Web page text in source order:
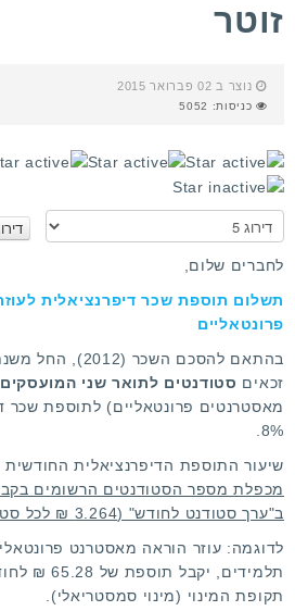
זוטר
נוצר ב 02 פברואר 2015
כניסות: 5052
ד
י
ר
ו
ג
ש
ת
מ
ש
י
ם
3
/
5
נ
א
ר
ג
לחברים שלום,
תשלום תוספת שכר דיפרנציאלית
פרונטאליים
בהתאם להסכם השכר
זכאים סטודנטים לתואר שני
מאסטרנטים פרונטאליים) לתוספת שכר
8%.
שיעור התוספת הדיפרנציאלית החודשית
מכפלת מספר הסטודנטים הרשומים
ב"ערך סטודנט לחודש" (3.264 ₪ לכל סטודנט רשום).
תקופת המינוי (מינוי סמסטריאלי).